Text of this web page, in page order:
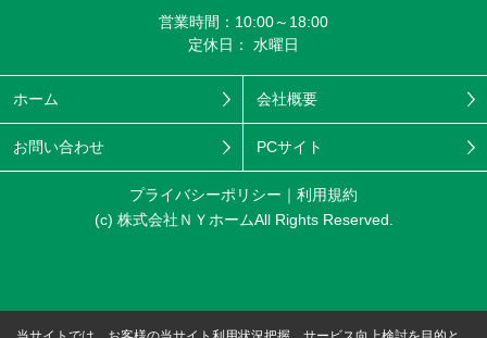
営業時間：10:00～18:00
定休日： 水曜日
ホーム 会社概要
お問い合わせ PCサイト
プライバシーポリシー
利用規約
(c) 株式会社ＮＹホームAll Rights Reserved.